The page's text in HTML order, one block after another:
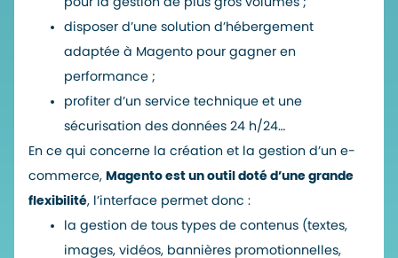
disposer d’une solution d’hébergement
adaptée à Magento pour gagner en
performance ;
profiter d’un service technique et une
sécurisation des données 24 h/24…
En ce qui concerne la création et la gestion d’un e-
commerce, Magento est un outil doté d’une grande
flexibilité, l’interface permet donc :
la gestion de tous types de contenus (textes,
images, vidéos, bannières promotionnelles,